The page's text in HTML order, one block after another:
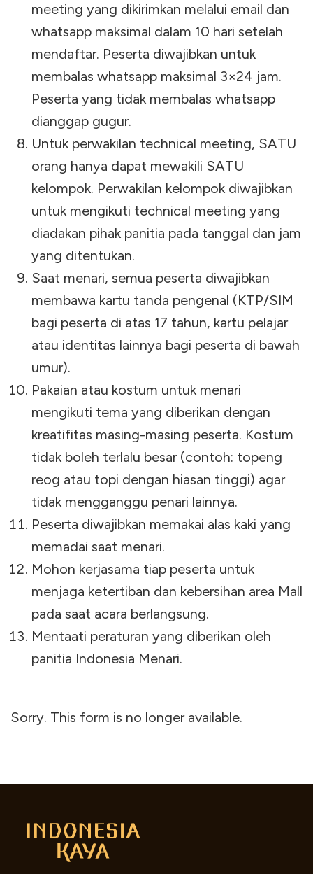
meeting yang dikirimkan melalui email dan
whatsapp maksimal dalam 10 hari setelah
mendaftar. Peserta diwajibkan untuk
membalas whatsapp maksimal 3×24 jam.
Peserta yang tidak membalas whatsapp
dianggap gugur.
Untuk perwakilan technical meeting, SATU
orang hanya dapat mewakili SATU
kelompok. Perwakilan kelompok diwajibkan
untuk mengikuti technical meeting yang
diadakan pihak panitia pada tanggal dan jam
yang ditentukan.
Saat menari, semua peserta diwajibkan
membawa kartu tanda pengenal (KTP/SIM
bagi peserta di atas 17 tahun, kartu pelajar
atau identitas lainnya bagi peserta di bawah
umur).
Pakaian atau kostum untuk menari
mengikuti tema yang diberikan dengan
kreatifitas masing-masing peserta. Kostum
tidak boleh terlalu besar (contoh: topeng
reog atau topi dengan hiasan tinggi) agar
tidak mengganggu penari lainnya.
Peserta diwajibkan memakai alas kaki yang
memadai saat menari.
Mohon kerjasama tiap peserta untuk
menjaga ketertiban dan kebersihan area Mall
pada saat acara berlangsung.
Mentaati peraturan yang diberikan oleh
panitia Indonesia Menari.
Sorry. This form is no longer available.